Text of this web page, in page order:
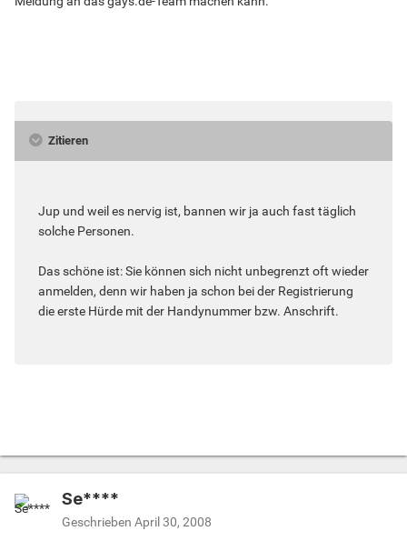
Zitieren
Jup und weil es nervig ist, bannen wir ja auch fast täglich
solche Personen.
Das schöne ist: Sie können sich nicht unbegrenzt oft wieder
anmelden, denn wir haben ja schon bei der Registrierung
die erste Hürde mit der Handynummer bzw. Anschrift.
Se****
Geschrieben April 30, 2008